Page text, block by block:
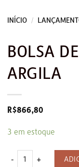
INÍCIO /
BOLSA
ARGILA
R$866,80
3 em estoque
Bolsa de palha Atol -